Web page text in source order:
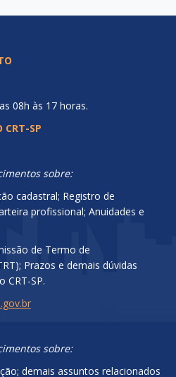
08h às 17 horas.
CRT-SP
sobre:
cadastral; Registro de
profissional; Anuidades e
de Termo de
Prazos e demais dúvidas
CRT-SP.
sobre:
demais assuntos relacionados